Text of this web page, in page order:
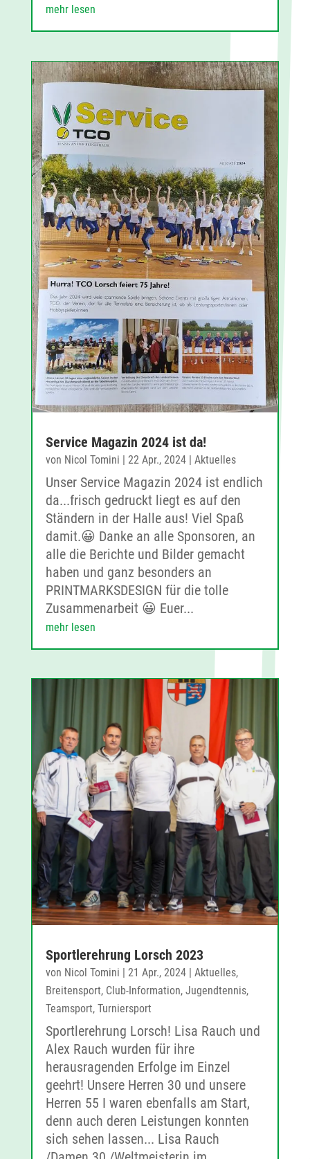
mehr lesen
Service Magazin 2024 ist da!
von Nicol Tomini | 22 Apr., 2024| Aktuelles
Unser Service Magazin 2024 ist endlich
da...frisch gedruckt liegt es auf den
Ständern in der Halle aus! Viel Spaß
damit.😀 Danke an alle Sponsoren, an
alle die Berichte und Bilder gemacht
haben und ganz besonders an
PRINTMARKSDESIGN für die tolle
Zusammenarbeit 😀 Euer...
mehr lesen
Sportlerehrung Lorsch 2023
von Nicol Tomini 21 Apr., 2024| Aktuelles,
Breitensport, Club-Information, Jugendtennis,
Teamsport, Turniersport
Sportlerehrung Lorsch! Lisa Rauch und
Alex Rauch wurden für ihre
herausragenden Erfolge im Einzel
geehrt! Unsere Herren 30 und unsere
Herren 55 I waren ebenfalls am Start,
denn auch deren Leistungen konnten
sich sehen lassen... Lisa Rauch